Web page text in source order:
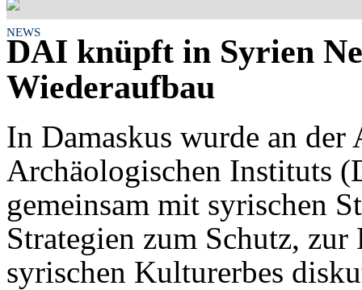
NEWS
DAI knüpft in Syrien
Wiederaufbau
In Damaskus wurde an der
Archäologischen Instituts
gemeinsam mit syrischen
Strategien zum Schutz,
syrischen Kulturerbes